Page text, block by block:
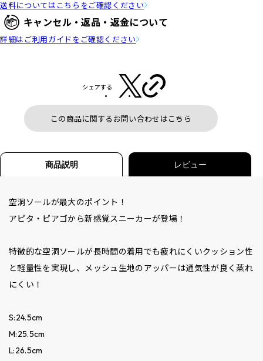
送料についてはこちらをご確認ください
キャンセル・返品・返金について
詳細はご利用ガイドをご確認ください
シェアする
この商品に関するお問い合わせはこちら
商品説明 レビュー
空洞ソールが最大のポイント！
アピタ・ピアゴから新感覚スニーカーが登場！
特徴的な空洞ソールが長時間の着用でも疲れにくいクッション性
と軽量性を実現し、メッシュ生地のアッパーは通気性が良く蒸れ
にくい！
S:24.5cm
M:25.5cm
L:26.5cm